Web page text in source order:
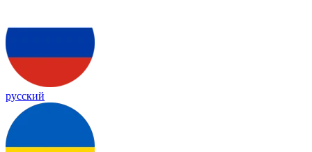
русский